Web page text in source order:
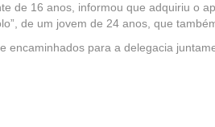
de 16 anos, informou que adquiriu o
de um jovem de 24 anos, que
encaminhados para a delegacia